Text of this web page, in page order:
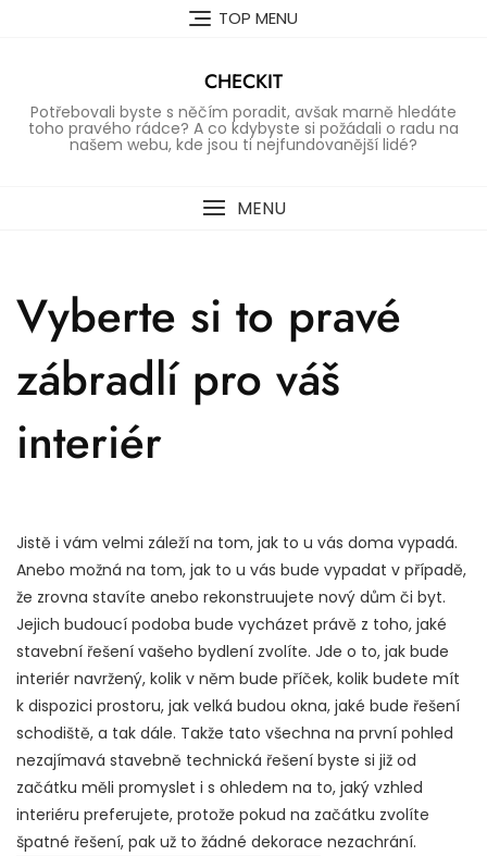
TOP MENU
CHECKIT
Potřebovali byste s něčím poradit, avšak marně hledáte
toho pravého rádce? A co kdybyste si požádali o radu na
našem webu, kde jsou ti nejfundovanější lidé?
MENU
Vyberte si to pravé
zábradlí pro váš
interiér
Jistě i vám velmi záleží na tom, jak to u vás doma vypadá.
Anebo možná na tom, jak to u vás bude vypadat v případě,
že zrovna stavíte anebo rekonstruujete nový dům či byt.
Jejich budoucí podoba bude vycházet právě z toho, jaké
stavební řešení vašeho bydlení zvolíte. Jde o to, jak bude
interiér navržený, kolik v něm bude příček, kolik budete mít
k dispozici prostoru, jak velká budou okna, jaké bude řešení
schodiště, a tak dále. Takže tato všechna na první pohled
nezajímavá stavebně technická řešení byste si již od
začátku měli promyslet i s ohledem na to, jaký vzhled
interiéru preferujete, protože pokud na začátku zvolíte
špatné řešení, pak už to žádné dekorace nezachrání.